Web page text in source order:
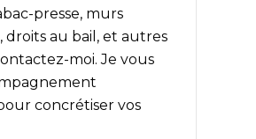
presse, murs
droits au bail, et autres
moi. Je vous
concrétiser vos